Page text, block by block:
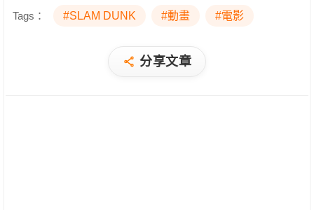
Tags： #SLAM DUNK #動畫 #電影
分享文章